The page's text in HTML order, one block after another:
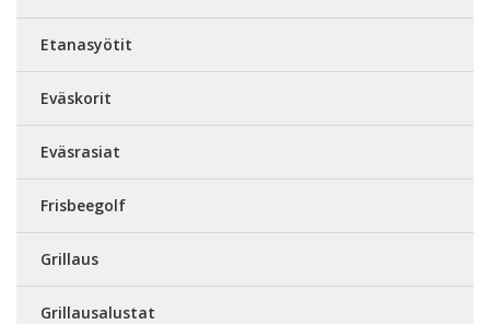
Etanasyötit
Eväskorit
Eväsrasiat
Frisbeegolf
Grillaus
Grillausalustat